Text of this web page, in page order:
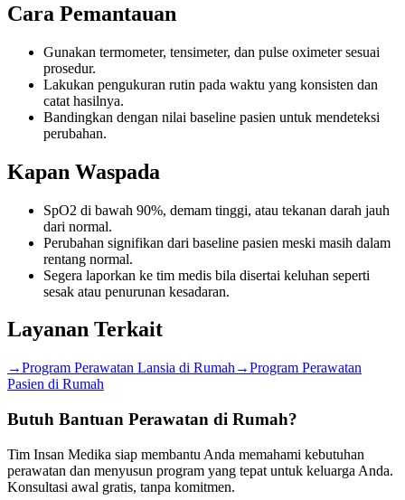
Cara Pemantauan
Gunakan termometer, tensimeter, dan pulse oximeter sesuai
prosedur.
Lakukan pengukuran rutin pada waktu yang konsisten dan
catat hasilnya.
Bandingkan dengan nilai baseline pasien untuk mendeteksi
perubahan.
Kapan Waspada
SpO2 di bawah 90%, demam tinggi, atau tekanan darah jauh
dari normal.
Perubahan signifikan dari baseline pasien meski masih dalam
rentang normal.
Segera laporkan ke tim medis bila disertai keluhan seperti
sesak atau penurunan kesadaran.
Layanan Terkait
→Program Perawatan Lansia di Rumah →Program Perawatan
Pasien di Rumah
Butuh Bantuan Perawatan di Rumah?
Tim Insan Medika siap membantu Anda memahami kebutuhan
perawatan dan menyusun program yang tepat untuk keluarga Anda.
Konsultasi awal gratis, tanpa komitmen.